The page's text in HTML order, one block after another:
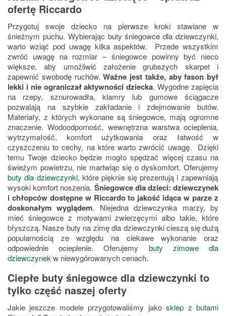
ofertę Riccardo
Przygotuj swoje dziecko na pierwsze kroki stawiane w
śnieżnym puchu. Wybierając buty śniegowce dla dziewczynki,
warto wziąć pod uwagę kilka aspektów. Przede wszystkim
zwróć uwagę na rozmiar – śniegowce powinny być nieco
większe, aby umożliwić założenie grubszych skarpet i
zapewnić swobodę ruchów.Ważne jest także, aby fason był
lekki i nie ograniczał aktywności dziecka. Wygodne zapięcia
na rzepy, sznurowadła, klamry lub gumowe ściągacze
pozwalają na szybkie zakładanie i zdejmowanie butów.
Materiały, z których wykonane są śniegowce, mają ogromne
znaczenie. Wodoodporność, wewnętrzna warstwa ocieplenia,
wytrzymałość, komfort użytkowania oraz łatwość w
czyszczeniu to cechy, na które warto zwrócić uwagę. Dzięki
temu Twoje dziecko będzie mogło spędzać więcej czasu na
świeżym powietrzu, nie martwiąc się o dyskomfort. Oferujemy
buty dla dziewczynki, które pięknie się prezentują i zapewniają
wysoki komfort noszenia. Śniegowce dla dzieci: dziewczynek
i chłopców dostępne w Riccardo to jakość idąca w parze z
doskonałym wyglądem. Niejedna dziewczynka marzy, by
mieć śniegowce z motywami zwierzęcymi albo takie, które
błyszczą. Nasze buty na zimę dla dziewczynki cieszą się dużą
popularnością ze względu na ciekawe wykonanie oraz
odpowiednie ocieplenie. Oferujemy
buty zimowe dla
dziewczynek w niewygórowanych cenach.
Ciepłe buty śniegowce dla dziewczynki to
tylko część naszej oferty
Jakie jeszcze modele przygotowaliśmy jakosklep z butami